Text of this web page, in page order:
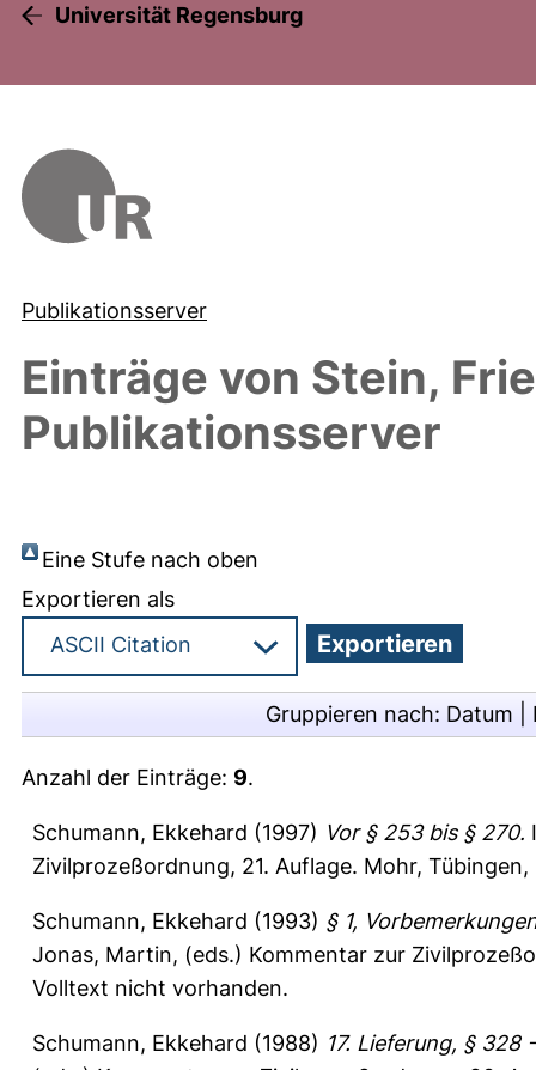
Universität Regensburg
Publikationsserver
Einträge von Stein,
Publikationsserver
Eine Stufe nach oben
Exportieren als
Gruppieren nach: Datum
Anzahl der Einträge: 9.
Schumann, Ekkehard (1997) Vor § 253 bis § 270.
Zivilprozeßordnung, 21. Auflage. Mohr,
Schumann, Ekkehard (1993) § 1,
Jonas, Martin, (eds.) Kommentar zur
Volltext nicht vorhanden.
Schumann, Ekkehard (1988) 17. Lieferung, § 328